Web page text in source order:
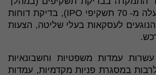
השנה נבדקו למעלה מ- 70 תשקיפי IPO), בדיקת דוחות
הנוגעים לעסקאות בעלי שליטה, הצעות
עמדות משפטיות וחשבונאיות
במסגרת פניות מקדמיות, עמדות